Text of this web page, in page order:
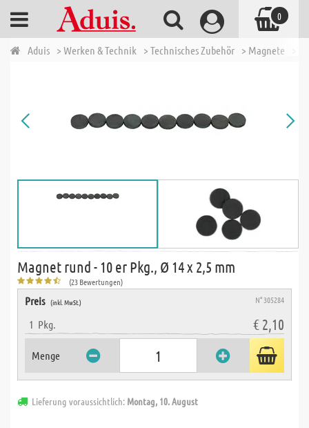
Aduis > Werken & Technik > Technisches Zubehör > Magnete
Magnet rund - 10 er Pkg., Ø 14 x 2,5 mm
(23 Bewertungen)
Preis (inkl. MwSt.) N° 305284
1 Pkg. € 2,10
Menge
Lieferung voraussichtlich: Montag, 10. August
0